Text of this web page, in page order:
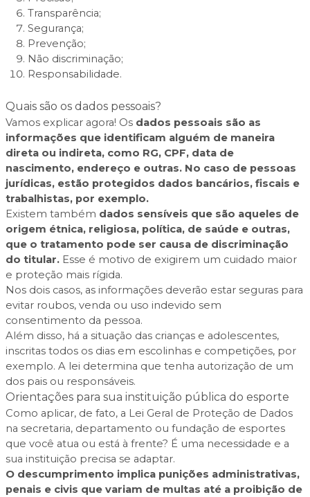
Transparência;
Segurança;
Prevenção;
Não discriminação;
Responsabilidade.
Quais são os dados pessoais?
Vamos explicar agora! Os dados pessoais são as
informações que identificam alguém de maneira
direta ou indireta, como RG, CPF, data de
nascimento, endereço e outras. No caso de pessoas
jurídicas, estão protegidos dados bancários, fiscais e
trabalhistas, por exemplo.
Existem também dados sensíveis que são aqueles de
origem étnica, religiosa, política, de saúde e outras,
que o tratamento pode ser causa de discriminação
do titular. Esse é motivo de exigirem um cuidado maior
e proteção mais rígida.
Nos dois casos, as informações deverão estar seguras para
evitar roubos, venda ou uso indevido sem
consentimento da pessoa.
Além disso, há a situação das crianças e adolescentes,
inscritas todos os dias em escolinhas e competições, por
exemplo. A lei determina que tenha autorização de um
dos pais ou responsáveis.
Orientações para sua instituição pública do esporte
Como aplicar, de fato, a Lei Geral de Proteção de Dados
na secretaria, departamento ou fundação de esportes
que você atua ou está à frente? É uma necessidade e a
sua instituição precisa se adaptar.
O descumprimento implica punições administrativas,
penais e civis que variam de multas até a proibição de